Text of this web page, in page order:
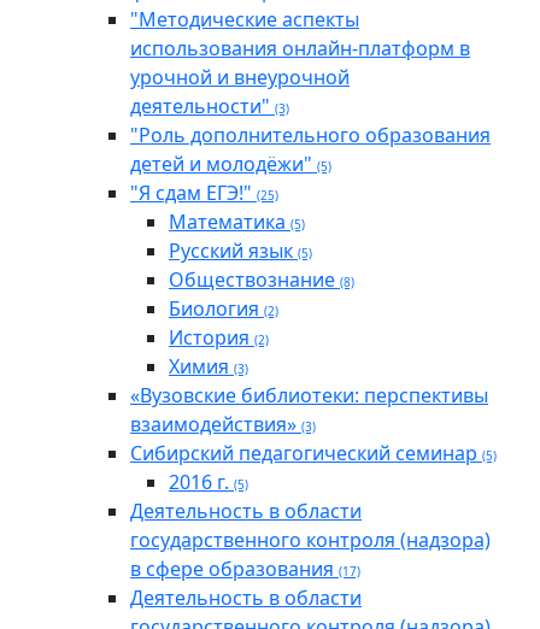
"Методические аспекты
использования онлайн-платформ в
урочной и внеурочной
деятельности" (3)
"Роль дополнительного образования
детей и молодёжи" (5)
"Я сдам ЕГЭ!" (25)
Математика (5)
Русский язык (5)
Обществознание (8)
Биология (2)
История (2)
Химия (3)
«Вузовские библиотеки: перспективы
взаимодействия» (3)
Cибирский педагогический семинар (5)
2016 г. (5)
Деятельность в области
государственного контроля (надзора)
в сфере образования (17)
Деятельность в области